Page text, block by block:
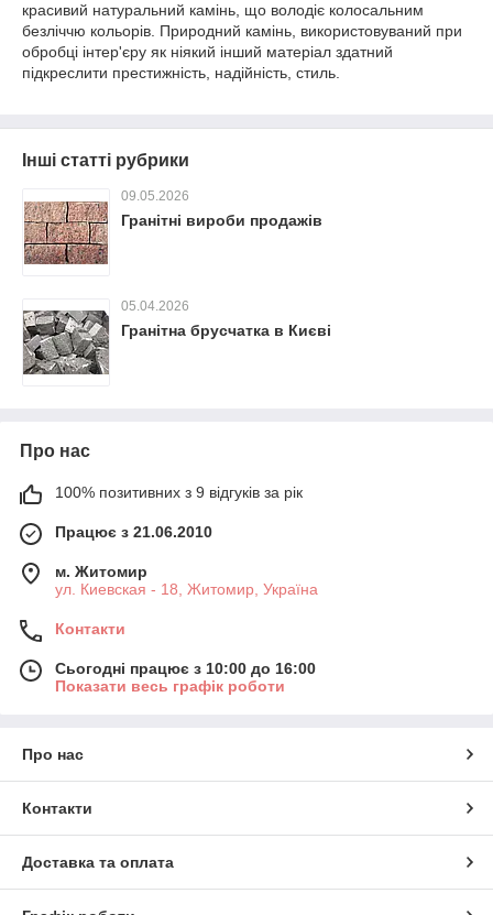
красивий натуральний камінь, що володіє колосальним
безліччю кольорів. Природний камінь, використовуваний при
обробці інтер'єру як ніякий інший матеріал здатний
підкреслити престижність, надійність, стиль.
Інші статті рубрики
09.05.2026
Гранітні вироби продажів
05.04.2026
Гранітна брусчатка в Києві
Про нас
100% позитивних з 9 відгуків за рік
Працює з 21.06.2010
м. Житомир
ул. Киевская - 18, Житомир, Україна
Контакти
Сьогодні працює з 10:00 до 16:00
Показати весь графік роботи
Про нас
Контакти
Доставка та оплата